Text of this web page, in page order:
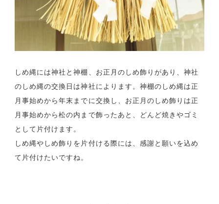
しめ縄には神社と神棚、お正月のしめ飾りがあり、神社
のしめ縄の交換日は神社によります。神棚のしめ縄は正
月事始めから年末までに交換し、お正月のしめ飾りは正
月事始めから松の内まで飾ったあと、どんど焼きやゴミ
として片付けます。
しめ縄やしめ飾りを片付ける際には、感謝と願いを込め
て片付けたいですね。